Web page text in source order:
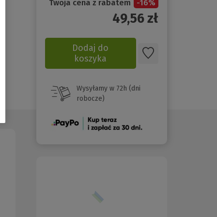
Twoja cena z rabatem -16%
49,56zł
Dodaj do
koszyka
Wysyłamy w 72h (dni
robocze)
(Nowe